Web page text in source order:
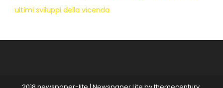
ultimi sviluppi della vicenda